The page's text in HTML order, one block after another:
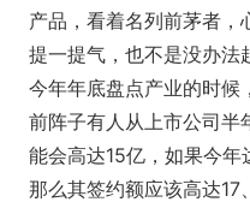
产品，看着名列前茅者，
提一提气，也不是没办法
今年年底盘点产业的时候
前阵子有人从上市公司半
能会高达15亿，如果今年
那么其签约额应该高达